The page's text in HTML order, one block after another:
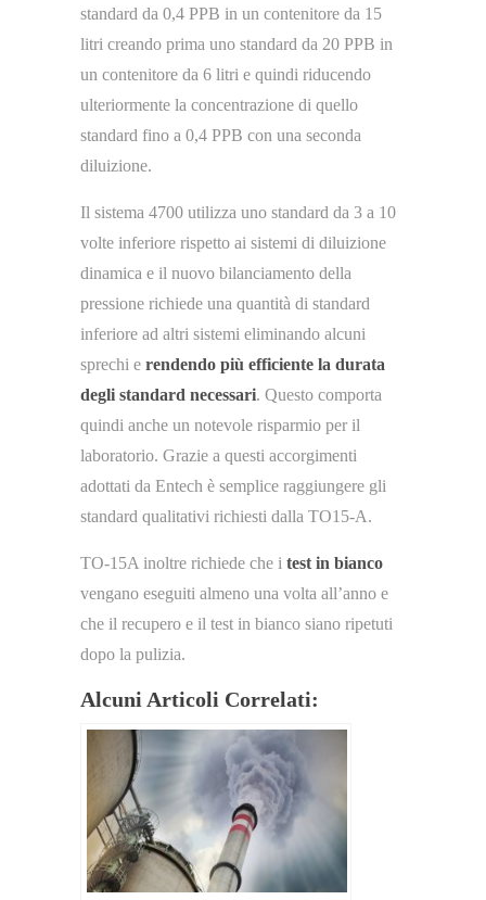
standard da 0,4 PPB in un contenitore da 15
litri creando prima uno standard da 20 PPB in
un contenitore da 6 litri e quindi riducendo
ulteriormente la concentrazione di quello
standard fino a 0,4 PPB con una seconda
diluizione.
Il sistema 4700 utilizza uno standard da 3 a 10
volte inferiore rispetto ai sistemi di diluizione
dinamica e il nuovo bilanciamento della
pressione richiede una quantità di standard
inferiore ad altri sistemi eliminando alcuni
sprechi e rendendo più efficiente la durata
degli standard necessari. Questo comporta
quindi anche un notevole risparmio per il
laboratorio. Grazie a questi accorgimenti
adottati da Entech è semplice raggiungere gli
standard qualitativi richiesti dalla TO15-A.
TO-15A inoltre richiede che i test in bianco
vengano eseguiti almeno una volta all’anno e
che il recupero e il test in bianco siano ripetuti
dopo la pulizia.
Alcuni Articoli Correlati: